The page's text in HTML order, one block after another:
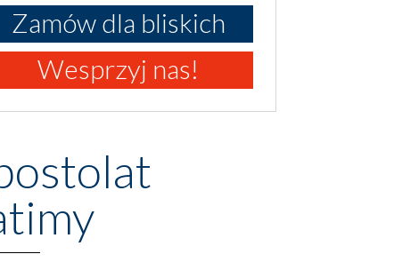
Zamów dla bliskich
Wesprzyj nas!